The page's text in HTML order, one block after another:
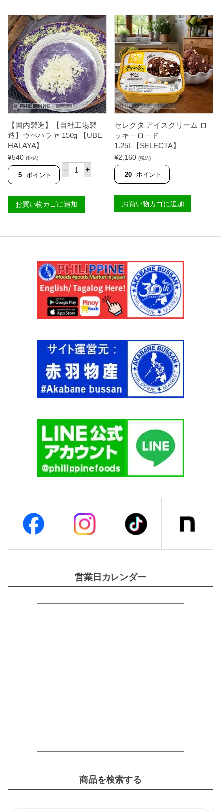
E
L
】
個
ト
ス
パ
ニ
ッ
シ
ュ
ブ
レ
ッ
ド
2
個
入
り
【
N
Y
】
個
ッ
テ
ィ
ソ
ス
フ
ィ
リ
ピ
ノ
ス
タ
ル
5
0
R
A
O
】
【国内製造】【自社工場製
造】ウベハラヤ 150g 【UBE
HALAYA】
¥540 (税込)
5 ポイント
- 【
国
造
】
【
工
造
】
ウ
ベ
ハ
ラ
ヤ
1
g
【
U
B
E
H
A
L
A
】
個
+
お買い物カゴに追加
セレクタ アイスクリーム ロ
ッキーロード
1.25L【SELECTA】
¥2,160 (税込)
20 ポイント
お買い物カゴに追加
営業日カレンダー
商品を検索する